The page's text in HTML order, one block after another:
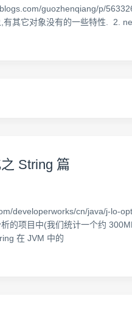
guozhenqiang/p/
有其它对象没有的一些特性. 2.
String 篇
developerworks/cn/java/j-lo-
的项目中(我们统计一个约
在 JVM 中的